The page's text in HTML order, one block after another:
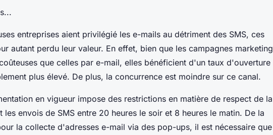
entreprises aient privilégié les e-mails au détriment des SMS, ces
autant perdu leur valeur. En effet, bien que les campagnes marketing
que celles par e-mail, elles bénéficient d'un taux d'ouverture
plus élevé. De plus, la concurrence est moindre sur ce canal.
en vigueur impose des restrictions en matière de respect de la
les envois de SMS entre 20 heures le soir et 8 heures le matin. De la
la collecte d'adresses e-mail via des pop-ups, il est nécessaire que